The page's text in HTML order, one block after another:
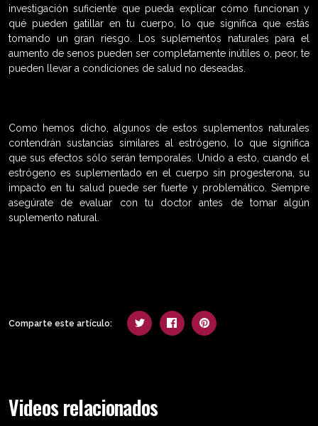
investigación suficiente que pueda explicar cómo funcionan y
qué pueden gatillar en tu cuerpo, lo que significa que estás
tomando un gran riesgo. Los suplementos naturales para el
aumento de senos pueden ser completamente inútiles o, peor, te
pueden llevar a condiciones de salud no deseadas.
Como hemos dicho, algunos de estos suplementos naturales
contendrán sustancias similares al estrógeno, lo que significa
que sus efectos sólo serán temporales. Unido a esto, cuando el
estrógeno es suplementado en el cuerpo sin progesterona, su
impacto en tu salud puede ser fuerte y problemático. Siempre
asegúrate de evaluar con tu doctor antes de tomar algún
suplemento natural.
Comparte este artículo:
Videos relacionados